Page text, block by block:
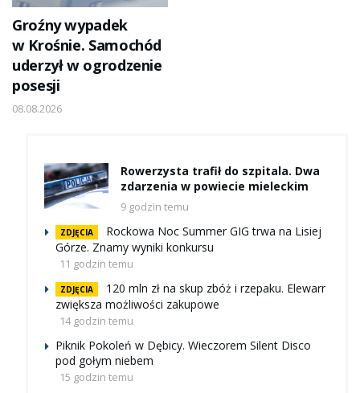
Groźny wypadek
w Krośnie. Samochód
uderzył w ogrodzenie
posesji
08.08.2026
Rowerzysta trafił do szpitala. Dwa
zdarzenia w powiecie mieleckim
9 godzin temu
ZDJĘCIA
Rockowa Noc Summer GIG trwa na Lisiej
Górze. Znamy wyniki konkursu
11 godzin temu
ZDJĘCIA
120 mln zł na skup zbóż i rzepaku. Elewarr
zwiększa możliwości zakupowe
14 godzin temu
Piknik Pokoleń w Dębicy. Wieczorem Silent Disco
pod gołym niebem
15 godzin temu